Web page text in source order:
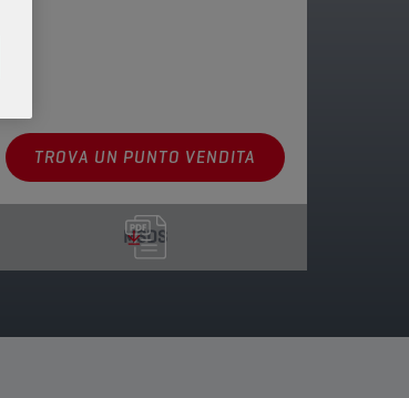
TROVA UN PUNTO VENDITA
MSDS